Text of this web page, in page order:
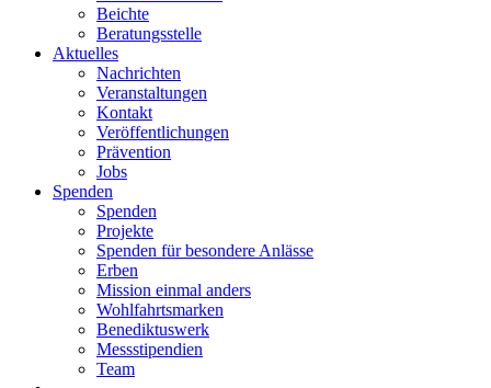
Beichte
Beratungsstelle
Aktuelles
Nachrichten
Veranstaltungen
Kontakt
Veröffentlichungen
Prävention
Jobs
Spenden
Spenden
Projekte
Spenden für besondere Anlässe
Erben
Mission einmal anders
Wohlfahrtsmarken
Benediktuswerk
Messstipendien
Team